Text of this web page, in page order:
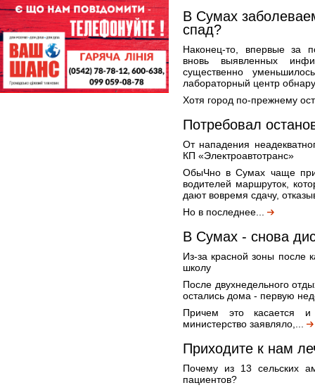
В Сумах
спад?
Наконец-то, впервые за
вновь выявленных
существенно
лабораторный центр
Хотя город по-прежнему
Потребовал
От нападения
КП «Электроавтотранс»
ОбыЧно в Сумах чаще
водителей маршруток,
дают вовремя сдачу,
Но в последнее...
В Сумах - снова
Из-за красной зоны после
школу
После двухнедельного
остались дома - первую
Причем это касается и
министерство заявляло,...
Приходите к нам
Почему из 13 сельских
пациентов?